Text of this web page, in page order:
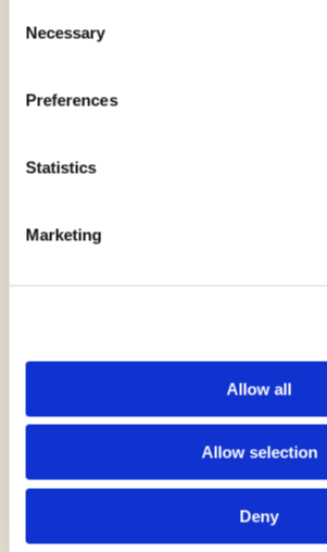
Selection
Necessary
Preferences
Statistics
Marketing
Allow all
Allow selection
Deny
di EMANUELA GHINAZZI